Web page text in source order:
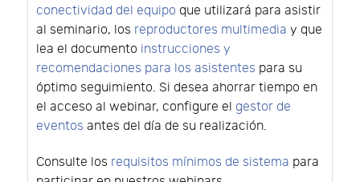
conectividad del equipo que utilizará para asistir
al seminario, los reproductores multimedia y que
lea el documento instrucciones y
recomendaciones para los asistentes para su
óptimo seguimiento. Si desea ahorrar tiempo en
el acceso al webinar, configure el gestor de
eventos antes del día de su realización.
Consulte los requisitos mínimos de sistema para